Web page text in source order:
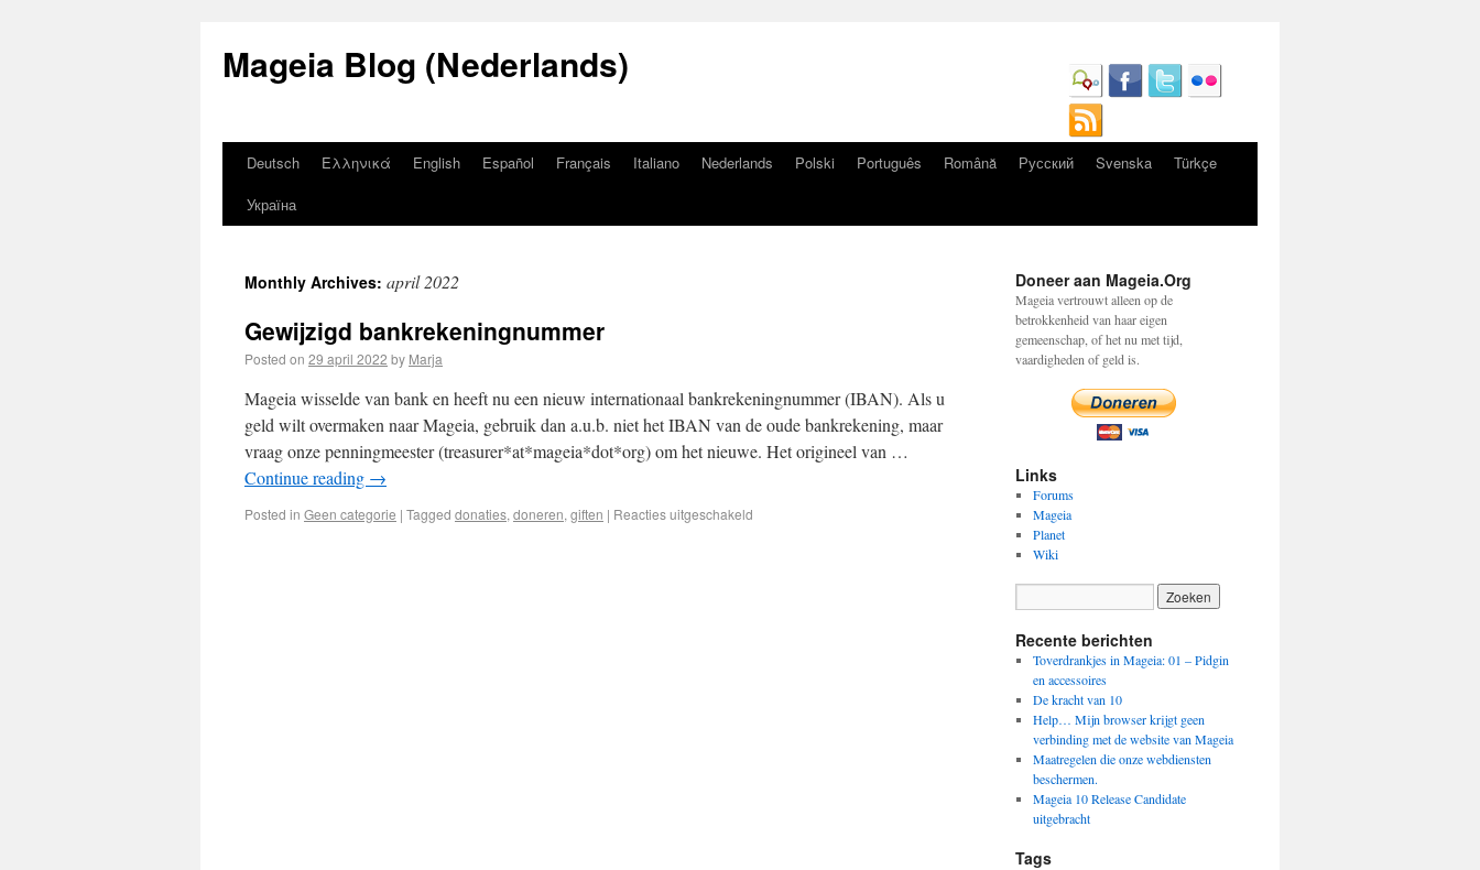
Mageia Blog (Nederlands)
Deutsch Ελληνικά English Español Français Italiano Nederlands Polski Português Română Русский Svenska
Türkçe
Україна
Monthly Archives: april 2022
Gewijzigd bankrekeningnummer
Posted on 29 april 2022 by Marja
Mageia wisselde van bank en heeft nu een nieuw internationaal bankrekeningnummer (IBAN). Als u
geld wilt overmaken naar Mageia, gebruik dan a.u.b. niet het IBAN van de oude bankrekening, maar
vraag onze penningmeester (treasurer*at*mageia*dot*org) om het nieuwe. Het origineel van …
Continue reading →
Posted in Geen categorie | Tagged donaties, doneren, giften | Reacties uitgeschakeld
Doneer aan Mageia.Org
Mageia vertrouwt alleen op de
betrokkenheid van haar eigen
gemeenschap, of het nu met tijd,
vaardigheden of geld is.
Links
Forums
Mageia
Planet
Wiki
Recente berichten
Toverdrankjes in Mageia: 01 – Pidgin
en accessoires
De kracht van 10
Help… Mijn browser krijgt geen
verbinding met de website van Mageia
Maatregelen die onze webdiensten
beschermen.
Mageia 10 Release Candidate
uitgebracht
Tags